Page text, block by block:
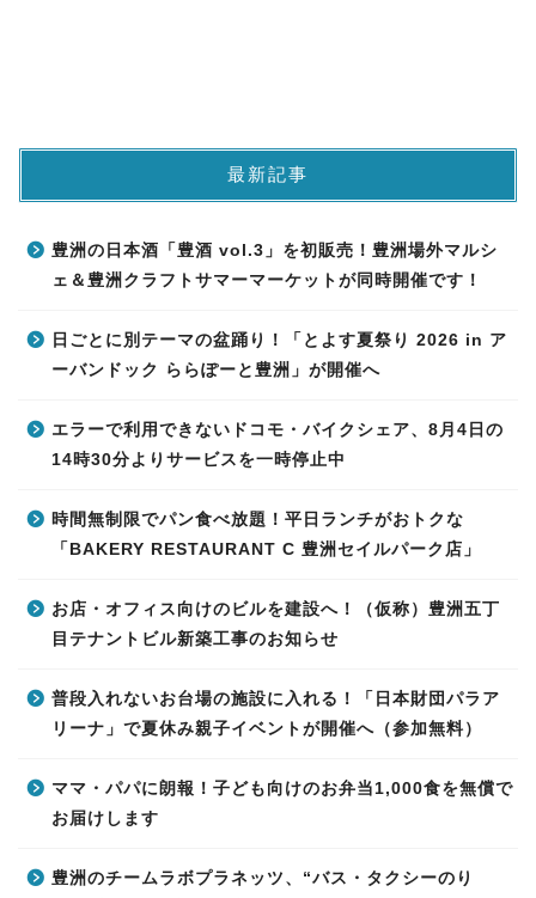
最新記事
豊洲の日本酒「豊酒 vol.3」を初販売！豊洲場外マルシ
ェ＆豊洲クラフトサマーマーケットが同時開催です！
日ごとに別テーマの盆踊り！「とよす夏祭り 2026 in ア
ーバンドック ららぽーと豊洲」が開催へ
エラーで利用できないドコモ・バイクシェア、8月4日の
14時30分よりサービスを一時停止中
時間無制限でパン食べ放題！平日ランチがおトクな
「BAKERY RESTAURANT C 豊洲セイルパーク店」
お店・オフィス向けのビルを建設へ！（仮称）豊洲五丁
目テナントビル新築工事のお知らせ
普段入れないお台場の施設に入れる！「日本財団パラア
リーナ」で夏休み親子イベントが開催へ（参加無料）
ママ・パパに朗報！子ども向けのお弁当1,000食を無償で
お届けします
豊洲のチームラボプラネッツ、“バス・タクシーのり